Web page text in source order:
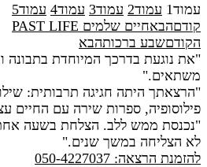
עמוד1 עמוד2 עמוד3 עמוד4 עמוד5
קודםהבאחיים שלמים PAST LIFE
הקודםשבע ברכותהבא
"את נוגעת בדרכך המיוחדת בתבונה
משתאים."
"הרצאתך היתה חגיגה תרבותית:
פילוסופיה, ספרות שירה עם החיים
"נכנסת ממש ללב. הצלחת בשעה
לא הצליחה במשך שנים."
להזמנת הרצאה: 050-4227037